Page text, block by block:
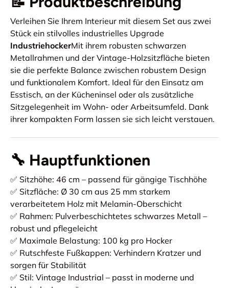
Verleihen Sie Ihrem Interieur mit diesem Set aus zwei
Stück ein stilvolles industrielles Upgrade
IndustriehockerMit ihrem robusten schwarzen
Metallrahmen und der Vintage-Holzsitzfläche bieten
sie die perfekte Balance zwischen robustem Design
und funktionalem Komfort. Ideal für den Einsatz am
Esstisch, an der Kücheninsel oder als zusätzliche
Sitzgelegenheit im Wohn- oder Arbeitsumfeld. Dank
ihrer kompakten Form lassen sie sich leicht verstauen.
🔧 Hauptfunktionen
✅ Sitzhöhe: 46 cm – passend für gängige Tischhöhe
✅ Sitzfläche: Ø 30 cm aus 25 mm starkem
verarbeitetem Holz mit Melamin-Oberschicht
✅ Rahmen: Pulverbeschichtetes schwarzes Metall –
robust und pflegeleicht
✅ Maximale Belastung: 100 kg pro Hocker
✅ Rutschfeste Fußkappen: Verhindern Kratzer und
sorgen für Stabilität
✅ Stil: Vintage Industrial – passt in moderne und